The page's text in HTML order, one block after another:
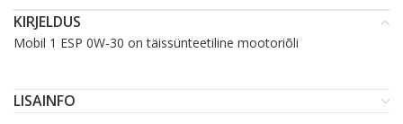
KIRJELDUS
Mobil 1 ESP 0W-30 on täissünteetiline mootoriõli
LISAINFO